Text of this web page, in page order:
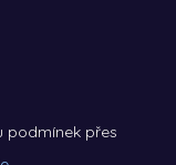
podmínek přes